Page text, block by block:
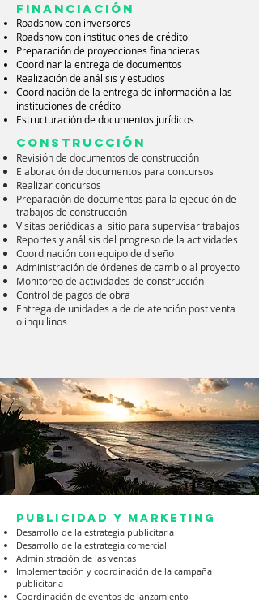
financiación
Roadshow con inversores
Roadshow con instituciones de crédito
Preparación de proyecciones financieras
Coordinar la entrega de documentos
Realización de análisis y estudios
Coordinación de la entrega de información a las
instituciones de crédito
Estructuración de documentos jurídicos
Construcción
Revisión de documentos de construcción
Elaboración de documentos para concursos
Realizar concursos
Preparación de documentos para la ejecución de
trabajos de construcción
Visitas periódicas al sitio para supervisar trabajos
Reportes y análisis del progreso de la actividades
Coordinación con equipo de diseño
Administración de órdenes de cambio al proyecto
Monitoreo de actividades de construcción
Control de pagos de obra
Entrega de unidades a de de atención post venta
o inquilinos
Publicidad y marketing
Desarrollo de la estrategia publicitaria
Desarrollo de la estrategia comercial
Administración de las ventas
Implementación y coordinación de la campaña
publicitaria
Coordinación de eventos de lanzamiento